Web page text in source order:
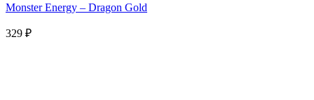
Monster Energy – Dragon Gold
329 ₽